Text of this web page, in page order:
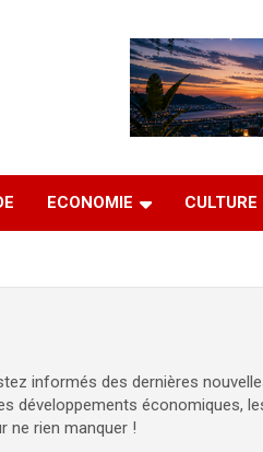
ECONOMIE CULTURE
informés des dernières
développements économiques,
ne rien manquer !